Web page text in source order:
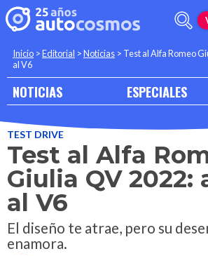
Inicio >Editorial >Noticias > Test al Alfa Romeo
al V6
NOTICIAS ESPECIALES
TEST DRIVE
Test al Alfa
Giulia QV 2022:
al V6
El diseño te atrae, pero su
enamora.